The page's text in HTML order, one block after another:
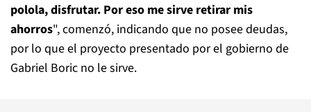
polola, disfrutar. Por eso me sirve retirar mis
ahorros", comenzó, indicando que no posee deudas,
por lo que el proyecto presentado por el gobierno de
Gabriel Boric no le sirve.